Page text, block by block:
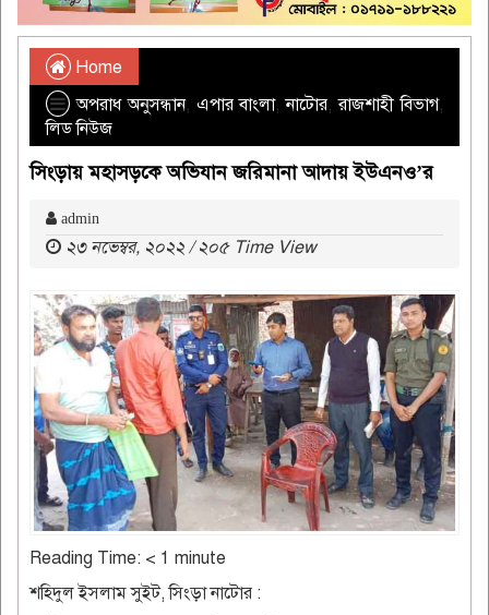
Home
অপরাধ অনুসন্ধান, এপার বাংলা,নাটোর,রাজশাহী বিভাগ,
লিড নিউজ
সিংড়ায় মহাসড়কে অভিযান জরিমানা আদায় ইউএনও’র
admin
২৩ নভেম্বর, ২০২২ / ২০৫ Time View
Reading Time: < 1 minute
শহিদুল ইসলাম সুইট, সিংড়া নাটোর :